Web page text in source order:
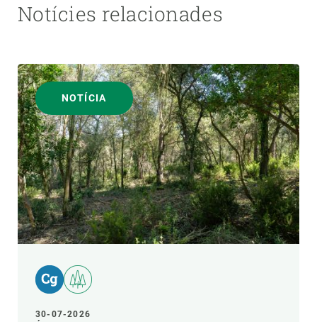
Notícies relacionades
NOTÍCIA
30-07-2026